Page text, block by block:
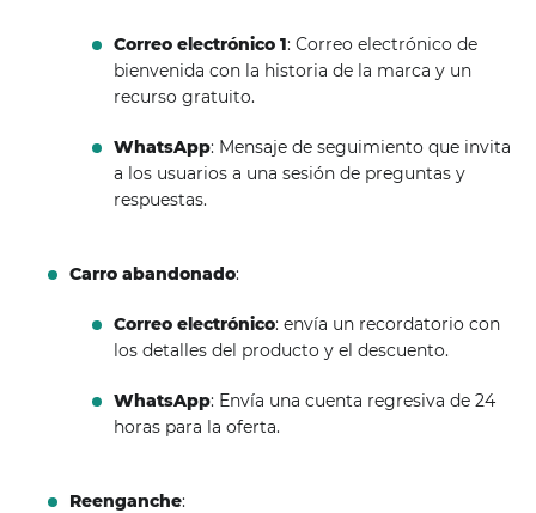
Correo electrónico 1: Correo electrónico de
bienvenida con la historia de la marca y un
recurso gratuito.
WhatsApp: Mensaje de seguimiento que invita
a los usuarios a una sesión de preguntas y
respuestas.
Carro abandonado:
Correo electrónico: envía un recordatorio con
los detalles del producto y el descuento.
WhatsApp: Envía una cuenta regresiva de 24
horas para la oferta.
Reenganche: